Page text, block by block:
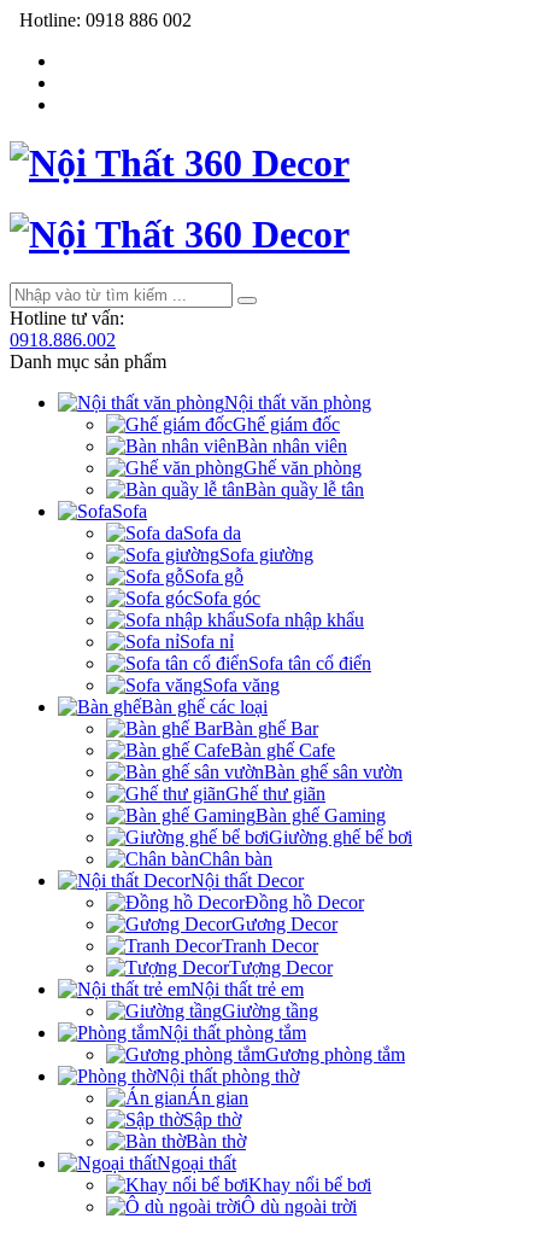
Hotline: 0918 886 002
Hotline tư vấn:
0918.886.002
Danh mục sản phẩm
Nội thất văn phòng
Ghế giám đốc
Bàn nhân viên
Ghế văn phòng
Bàn quầy lễ tân
Sofa
Sofa da
Sofa giường
Sofa gỗ
Sofa góc
Sofa nhập khẩu
Sofa nỉ
Sofa tân cổ điển
Sofa văng
Bàn ghế các loại
Bàn ghế Bar
Bàn ghế Cafe
Bàn ghế sân vườn
Ghế thư giãn
Bàn ghế Gaming
Giường ghế bể bơi
Chân bàn
Nội thất Decor
Đồng hồ Decor
Gương Decor
Tranh Decor
Tượng Decor
Nội thất trẻ em
Giường tầng
Nội thất phòng tắm
Gương phòng tắm
Nội thất phòng thờ
Án gian
Sập thờ
Bàn thờ
Ngoại thất
Khay nổi bể bơi
Ô dù ngoài trời